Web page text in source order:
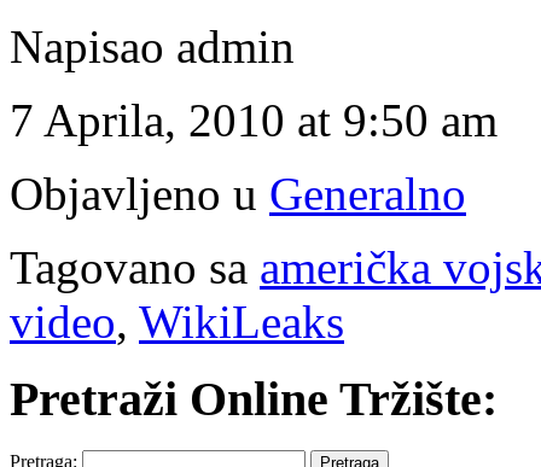
Napisao admin
7 Aprila, 2010 at 9:50 am
Objavljeno u Generalno
Tagovano sa američka
video, WikiLeaks
Pretraži Online Tržište:
Pretraga: